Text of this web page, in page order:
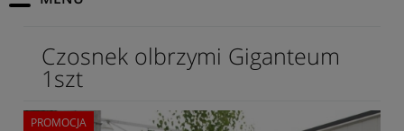
Czosnek olbrzymi Giganteum
1szt
PROMOCJA